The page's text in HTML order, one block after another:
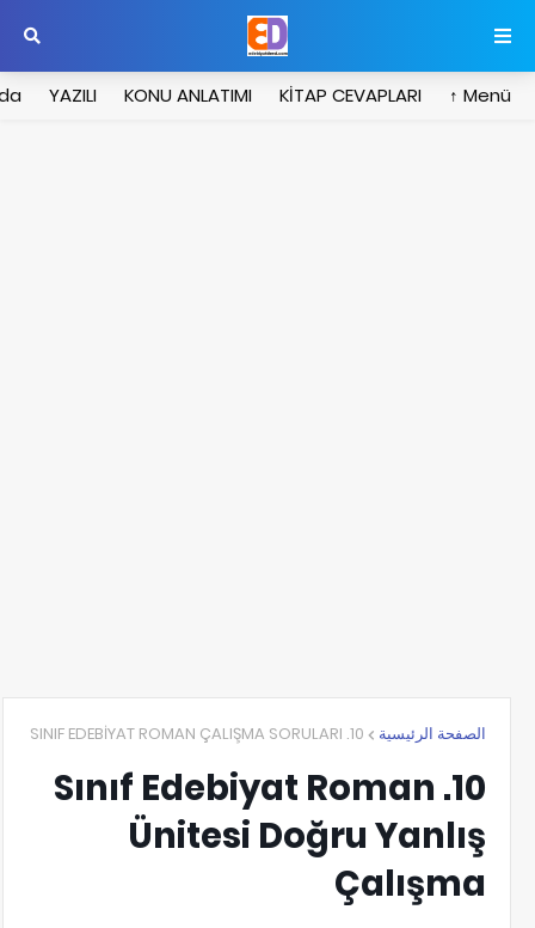
Menü ↑
KİTAP CEVAPLARI
KONU ANLATIMI
YAZILI
الصفحة الرئيسية 10. SINIF EDEBİYAT ROMAN ÇALIŞMA SORULARI
10. Sınıf Edebiyat Roman
Ünitesi Doğru Yanlış
Çalışma